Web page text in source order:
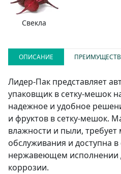
Свекла
ОПИСАНИЕ
Лидер-Пак представляет
упаковщик в сетку-мешок
надежное и удобное
и фруктов в сетку-мешок.
влажности и пыли,
обслуживания и доступна
нержавеющем исполнении
коррозии.